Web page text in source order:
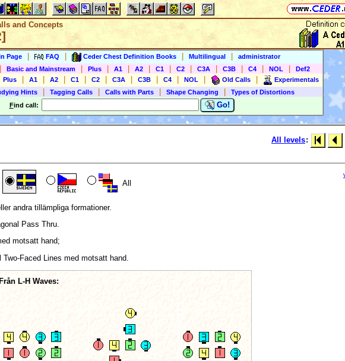
and Concepts
Page FAQ Ceder Chest Definition Books Multilingual
administrator
Basic and Mainstream Plus A1 A2 C1 C2 C3A C3B C4 NOL
Def2
Plus A1 A2 C1 C2 C3A C3B C4 NOL Old Calls
Experimentals
Hints
Tagging Calls Calls with Parts Shape Changing
Types of Distortions
Find call: Go!
All levels:
All
andra tillämpliga formationer.
Pass Thru.
motsatt hand;
Faced Lines med motsatt hand.
Från L-H Waves: